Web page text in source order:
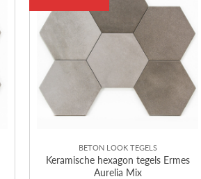
BETON LOOK TEGELS
Keramische hexagon tegels Ermes
Aurelia Mix